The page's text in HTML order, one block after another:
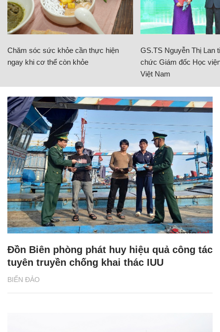
Chăm sóc sức khỏe cần thực hiện
ngay khi cơ thể còn khỏe
GS.TS Nguyễn Thị Lan
chức Giám đốc Học
Việt Nam
BIỂN ĐẢO
Đồn Biên phòng phát huy hiệu quả công tác
tuyên truyền chống khai thác IUU